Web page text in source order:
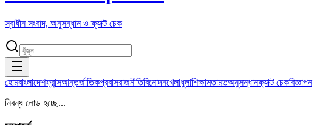
স্বাধীন সংবাদ, অনুসন্ধান ও ফ্যাক্ট চেক
হোমবাংলাদেশফ্রান্সআন্তর্জাতিকপ্রবাসরাজনীতিবিনোদনখেলাধুলাশিক্ষামতামতঅনুসন্ধানফ্যাক্ট চেকবিজ্ঞাপন
নিবন্ধ লোড হচ্ছে...